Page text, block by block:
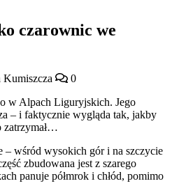
czarownic we
Kumiszcza
0
w Alpach Liguryjskich. Jego
– i faktycznie wygląda tak, jakby
zatrzymał…
– wśród wysokich gór i na szczycie
zbudowana jest z szarego
panuje półmrok i chłód, pomimo